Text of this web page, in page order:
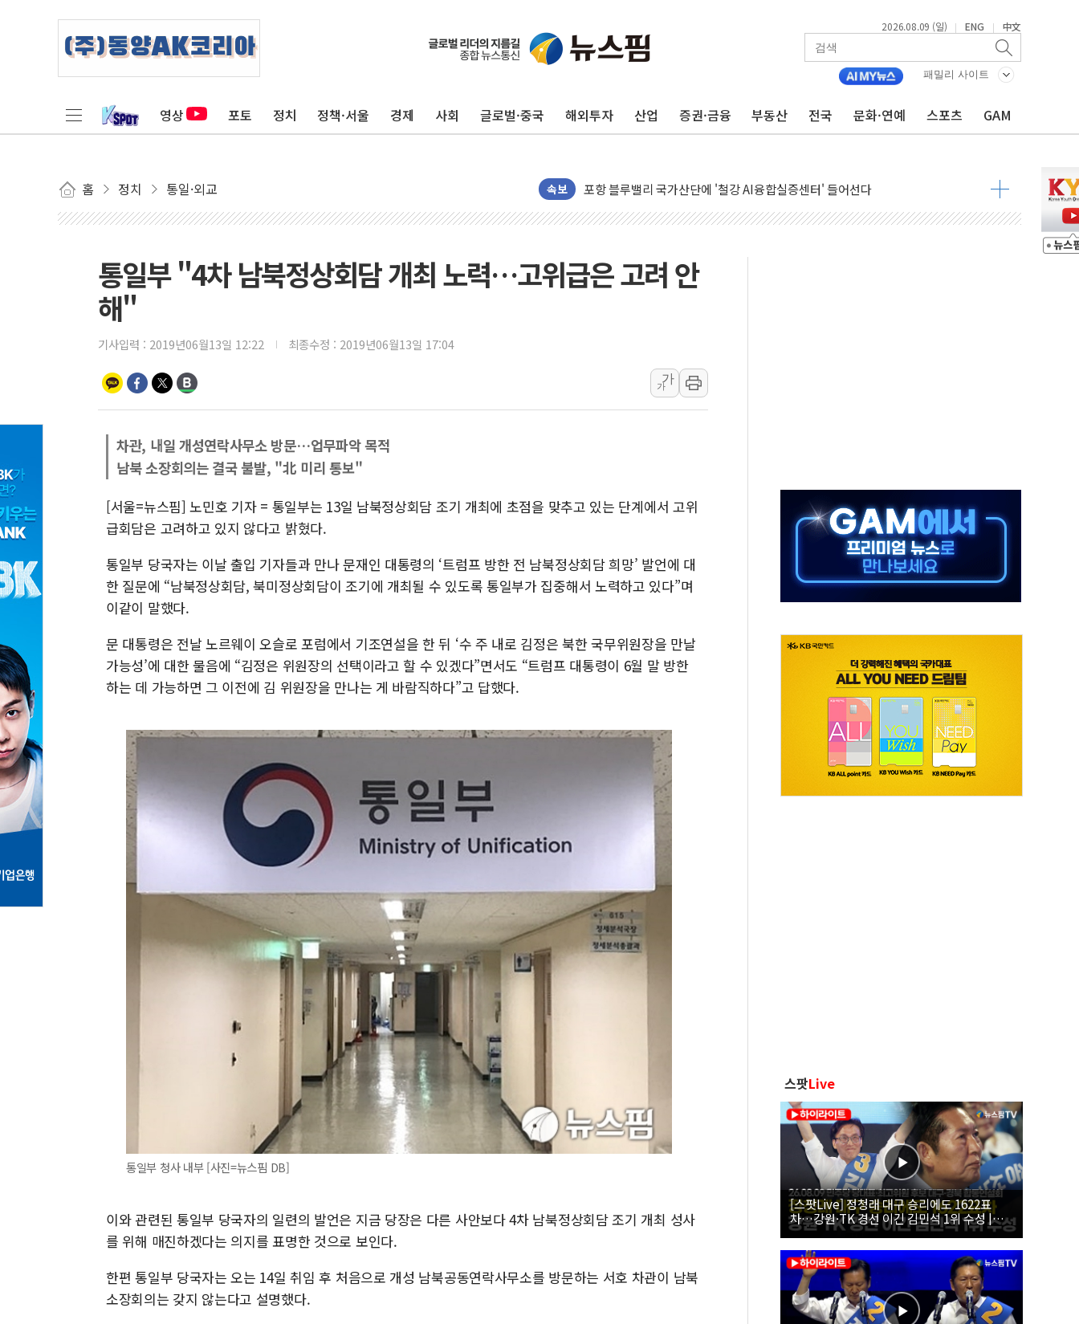
2026.08.09 (일) | ENG | 中文
패밀리 사이트
영상 포토 정치 정책·서울 경제 사회 글로벌·중국 해외투자 산업 증권·금융 부동산 전국 문화·연예 스포츠 GAM
홈 정치 통일·외교 속보
평택 진위면 공장서 질식사고 발생…작업자 1명 숨져
상주 낙동강 선착장 하류서 50대 숨진 채 발견...경찰, 조사 중
[종합] 김민석, 정청래에 누적 '1.48%p' 차 선두 유지...金 46.01% vs 鄭 44.53%
인천서 말다툼 중 어머니 살해 10대 구속…범행 후 반려견도 죽여
김민석, 강원·대구·경북 경선서 정청래에 승리…金 48.54% vs 鄭 44.40%
[속보] 민주, 강원 경선 결과 발표...김민석 50.30% 정청래 41.94% 송영길 7.76%
정재헌 CEO, SKT 장기고객 400명 맞이…"마음 잇는 시간 되길"
병무청, 보충역 전면 손질… 예술·체육요원 최대 33% 감축
홈플러스發 대형마트 판매, 역대 최대폭 감소한 9.4%↓…유통업계 양극화 심화
윤준병·이해민 의원, '정부 특사'로 콜롬비아 대통령 취임식 참석
'호우·산사태 주의보' 울진 시간당 30mm 강한 비...호우 피해 없어
여야, 황희 '버스 하우스' 공방…野 "청년 우롱 기괴" vs 與 "송구한 해프닝"
통일부 "4차 남북정상회담 개최 노력…고위급은 고려 안
해"
기사입력 : 2019년06월13일 12:22 최종수정 : 2019년06월13일 17:04
가
가
차관, 내일 개성연락사무소 방문…업무파악 목적
남북 소장회의는 결국 불발, "北 미리 통보"
[서울=뉴스핌] 노민호 기자 = 통일부는 13일 남북정상회담 조기 개최에 초점을 맞추고 있는 단계에서 고위
급회담은 고려하고 있지 않다고 밝혔다.
통일부 당국자는 이날 출입 기자들과 만나 문재인 대통령의 ‘트럼프 방한 전 남북정상회담 희망’ 발언에 대
한 질문에 “남북정상회담, 북미정상회담이 조기에 개최될 수 있도록 통일부가 집중해서 노력하고 있다”며
이같이 말했다.
문 대통령은 전날 노르웨이 오슬로 포럼에서 기조연설을 한 뒤 ‘수 주 내로 김정은 북한 국무위원장을 만날
가능성’에 대한 물음에 “김정은 위원장의 선택이라고 할 수 있겠다”면서도 “트럼프 대통령이 6월 말 방한
하는 데 가능하면 그 이전에 김 위원장을 만나는 게 바람직하다”고 답했다.
통일부 청사 내부 [사진=뉴스핌 DB]
이와 관련된 통일부 당국자의 일련의 발언은 지금 당장은 다른 사안보다 4차 남북정상회담 조기 개최 성사
를 위해 매진하겠다는 의지를 표명한 것으로 보인다.
한편 통일부 당국자는 오는 14일 취임 후 처음으로 개성 남북공동연락사무소를 방문하는 서호 차관이 남북
소장회의는 갖지 않는다고 설명했다.
스팟Live
[스팟Live] 정청래 대구 승리에도 1622표
차…강원·TK 경선 이긴 김민석 1위 수성 |
26.08.09 더불어민주당 당대표·최고위원 후
보 대구·경북 합동연설회